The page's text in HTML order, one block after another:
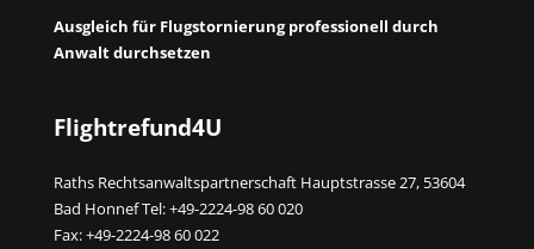
Ausgleich für Flugstornierung professionell durch
Anwalt durchsetzen
Flightrefund4U
Raths Rechtsanwaltspartnerschaft Hauptstrasse 27, 53604
Bad Honnef Tel: +49-2224-98 60 020
Fax: +49-2224-98 60 022